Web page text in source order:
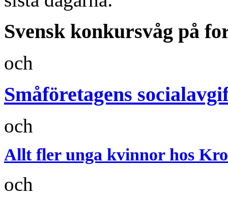
Svensk konkursvåg på
och
Småföretagens
och
Allt fler unga kvinnor hos
och